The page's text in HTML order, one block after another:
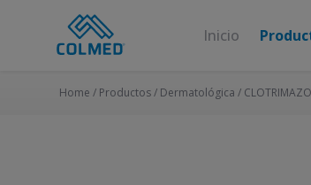
Inicio
Home / Productos/ Dermatológica /